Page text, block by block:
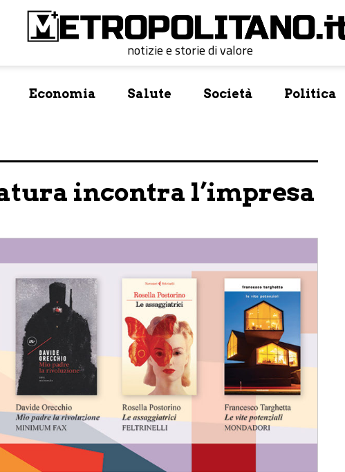
notizie e storie di valore
Economia Salute Società Politica
incontra l’impresa